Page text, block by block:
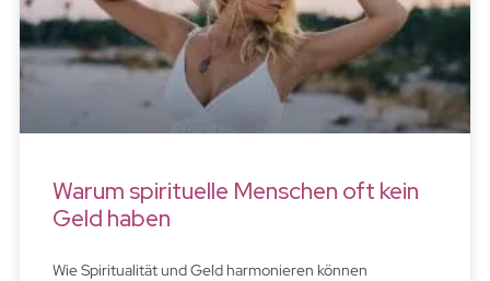
Warum spirituelle Menschen oft kein
Geld haben
Wie Spiritualität und Geld harmonieren können